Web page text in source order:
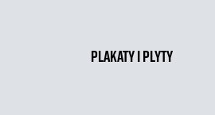
Plakaty i plyty